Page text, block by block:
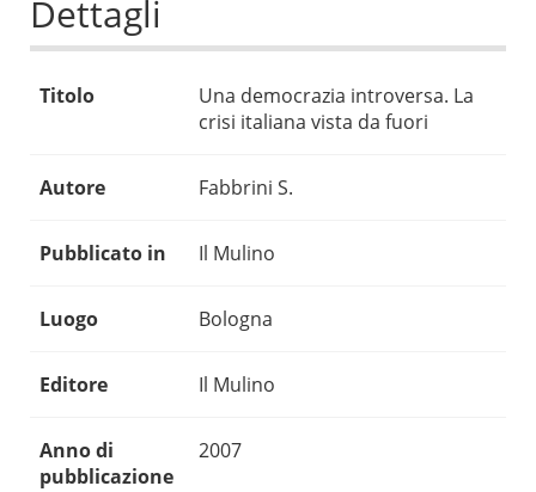
Dettagli
Titolo
Una democrazia introversa. La
crisi italiana vista da fuori
Autore Fabbrini S.
Pubblicato in Il Mulino
Luogo Bologna
Editore Il Mulino
Anno di
pubblicazione
2007